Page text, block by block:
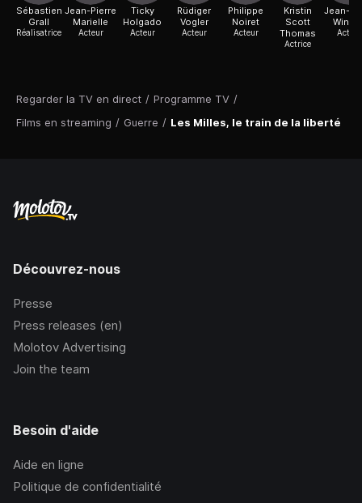
Regarder la TV en direct / Programme TV /
Films en streaming / Guerre / Les Milles, le train de la liberté
Sébastien
Grall
Réalisatrice
Jean-Pierre
Marielle
Acteur
Ticky
Holgado
Acteur
Rüdiger
Vogler
Acteur
Philippe
Noiret
Acteur
Kristin
Scott
Thomas
Actrice
Jean-
Acteur
Découvrez-nous
Presse
Press releases (en)
Molotov Advertising
Join the team
Besoin d'aide
Aide en ligne
Politique de confidentialité